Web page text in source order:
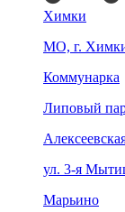
Химки
МО, г.
Коммунарка
Липовый
ул. 3-я
Марьино